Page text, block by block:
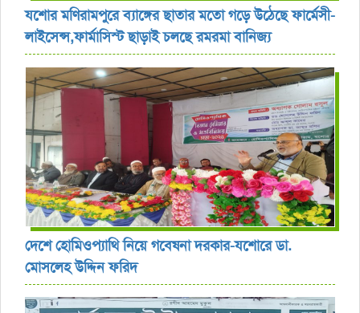
যশোর ‎মণিরামপুরে ব্যাঙ্গের ছাতার মতো গড়ে উঠেছে ফার্মেসী-
লাইসেন্স,ফার্মাসিস্ট ছাড়াই চলছে রমরমা বানিজ্য ‎
দেশে হোমিওপ্যাথি নিয়ে গবেষনা দরকার-যশোরে ডা.
মোসলেহ উদ্দিন ফরিদ